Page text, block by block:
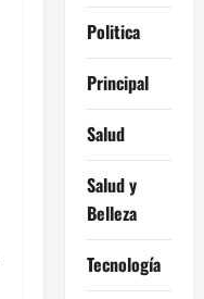
Politica
Principal
Salud
Salud y
Belleza
Tecnología